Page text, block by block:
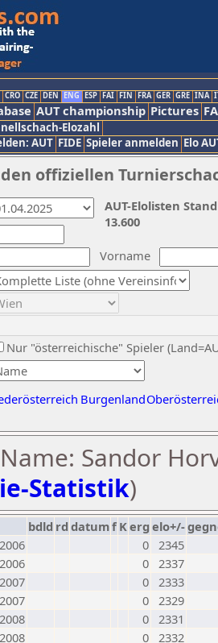
CRO CZE DEN ENG ESP FAI FIN FRA GER GRE INA
AUT championship Pictures
Elozahl
AUT FIDE Spieler anmelden Elo
offiziellen
Vorname
Nur "österreichische" Spieler
Burgenland
AUT-Elolisten
13.600
Sandor
Statistik)
bdld rd datumf Kerg elo+/-
0 2345
0 2337
0 2333
0 2329
0 2331
0 2332